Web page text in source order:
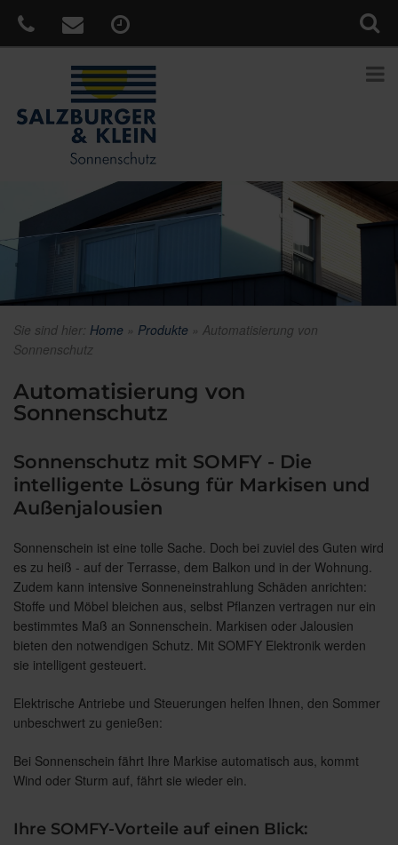
Sie sind hier: Home » Produkte » Automatisierung von
Sonnenschutz
Automatisierung von
Sonnenschutz
Sonnenschutz mit SOMFY - Die
intelligente Lösung für Markisen und
Außenjalousien
Sonnenschein ist eine tolle Sache. Doch bei zuviel des Guten wird
es zu heiß - auf der Terrasse, dem Balkon und in der Wohnung.
Zudem kann intensive Sonneneinstrahlung Schäden anrichten:
Stoffe und Möbel bleichen aus, selbst Pflanzen vertragen nur ein
bestimmtes Maß an Sonnenschein. Markisen oder Jalousien
bieten den notwendigen Schutz. Mit SOMFY Elektronik werden
sie intelligent gesteuert.
Elektrische Antriebe und Steuerungen helfen Ihnen, den Sommer
unbeschwert zu genießen:
Bei Sonnenschein fährt Ihre Markise automatisch aus, kommt
Wind oder Sturm auf, fährt sie wieder ein.
Ihre SOMFY-Vorteile auf einen Blick: